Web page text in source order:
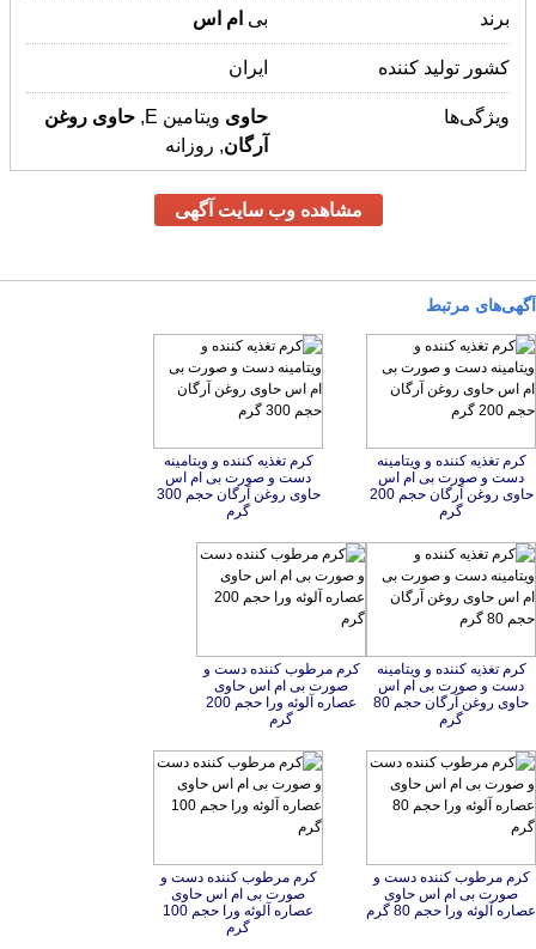
برند بی ام اس
کشور تولید کننده ایران
ویژگی‌ها حاوی ویتامین E, حاوی روغن
آرگان, روزانه
مشاهده وب سایت آگهی
آگهی‌های مرتبط
کرم تغذیه کننده و ویتامینه
دست و صورت بی ام اس
حاوی روغن آرگان حجم 200
گرم
کرم تغذیه کننده و ویتامینه
دست و صورت بی ام اس
حاوی روغن آرگان حجم 300
گرم
کرم تغذیه کننده و ویتامینه
دست و صورت بی ام اس
حاوی روغن آرگان حجم 80
گرم
کرم مرطوب کننده دست و
صورت بی ام اس حاوی
عصاره آلوئه ورا حجم 200
گرم
کرم مرطوب کننده دست و
صورت بی ام اس حاوی
عصاره آلوئه ورا حجم 80 گرم
کرم مرطوب کننده دست و
صورت بی ام اس حاوی
عصاره آلوئه ورا حجم 100
گرم